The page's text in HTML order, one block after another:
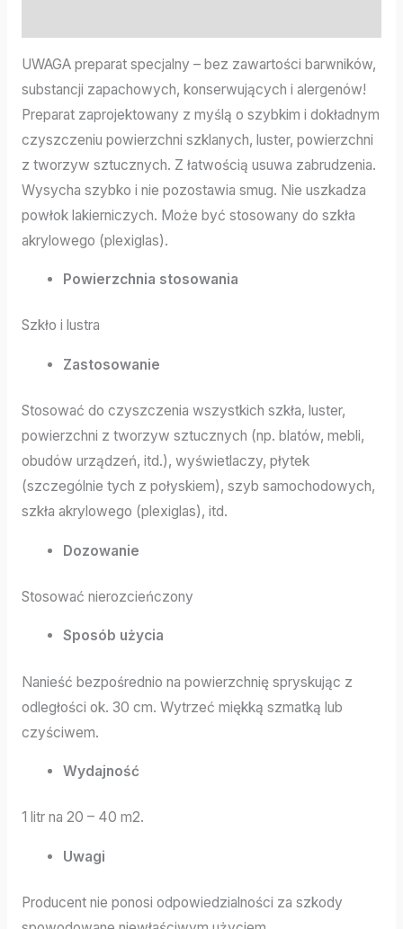
UWAGA preparat specjalny – bez zawartości barwników,
substancji zapachowych, konserwujących i alergenów!
Preparat zaprojektowany z myślą o szybkim i dokładnym
czyszczeniu powierzchni szklanych, luster, powierzchni
z tworzyw sztucznych. Z łatwością usuwa zabrudzenia.
Wysycha szybko i nie pozostawia smug. Nie uszkadza
powłok lakierniczych. Może być stosowany do szkła
akrylowego (plexiglas).
Powierzchnia stosowania
Szkło i lustra
Zastosowanie
Stosować do czyszczenia wszystkich szkła, luster,
powierzchni z tworzyw sztucznych (np. blatów, mebli,
obudów urządzeń, itd.), wyświetlaczy, płytek
(szczególnie tych z połyskiem), szyb samochodowych,
szkła akrylowego (plexiglas), itd.
Dozowanie
Stosować nierozcieńczony
Sposób użycia
Nanieść bezpośrednio na powierzchnię spryskując z
odległości ok. 30 cm. Wytrzeć miękką szmatką lub
czyściwem.
Wydajność
1 litr na 20 – 40 m2.
Uwagi
Producent nie ponosi odpowiedzialności za szkody